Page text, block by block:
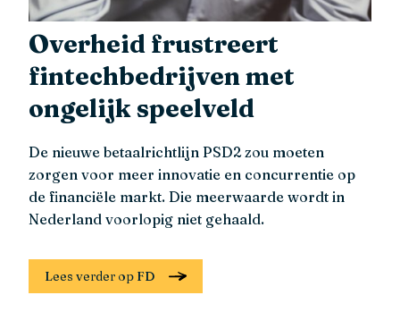
Overheid frustreert
fintechbedrijven met
ongelijk speelveld
De nieuwe betaalrichtlijn PSD2 zou moeten
zorgen voor meer innovatie en concurrentie op
de financiële markt. Die meerwaarde wordt in
Nederland voorlopig niet gehaald.
Lees verder op FD